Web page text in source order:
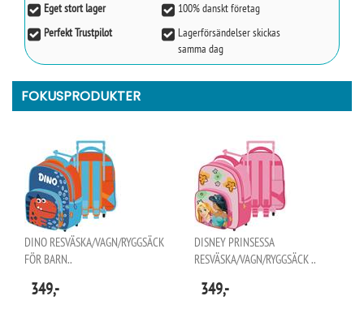
Eget stort lager
100% danskt företag
Perfekt Trustpilot
Lagerförsändelser skickas
samma dag
FOKUSPRODUKTER
DINO RESVÄSKA/VAGN/RYGGSÄCK
FÖR BARN..
349,-
DISNEY PRINSESSA
RESVÄSKA/VAGN/RYGGSÄCK ..
349,-